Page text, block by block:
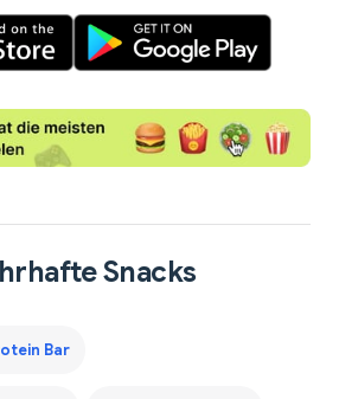
Snacks
Bar